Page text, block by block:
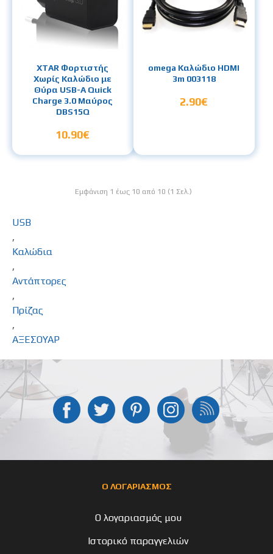
XTAR Φορτιστής
Χωρίς Καλώδιο με
Θύρα USB-A Quick
Charge 3.0 Μαύρος
DBS15Q
10.90€
omega Καλώδιο HDMI
3m 003118
2.90€
Εμφάνιση 1 έως 10 από 10 (1 Σελ.)
USB
,
Καλώδια
,
Αντάπτορες
,
Πρίζας
,
ΑΞΕΣΟΥΑΡ
Ο ΛΟΓΑΡΙΑΣΜΟΣ
Ο λογαριασμός μου
Ιστορικό παραγγελιών